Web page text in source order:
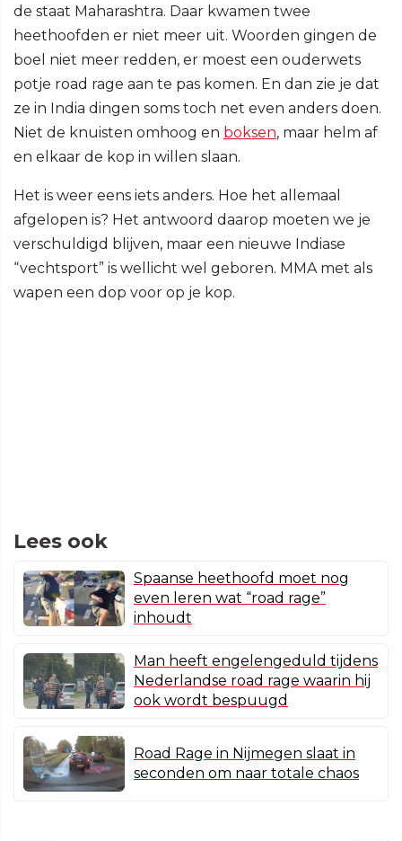
de staat Maharashtra. Daar kwamen twee
heethoofden er niet meer uit. Woorden gingen de
boel niet meer redden, er moest een ouderwets
potje road rage aan te pas komen. En dan zie je dat
ze in India dingen soms toch net even anders doen.
Niet de knuisten omhoog en boksen, maar helm af
en elkaar de kop in willen slaan.
Het is weer eens iets anders. Hoe het allemaal
afgelopen is? Het antwoord daarop moeten we je
verschuldigd blijven, maar een nieuwe Indiase
“vechtsport” is wellicht wel geboren. MMA met als
wapen een dop voor op je kop.
Lees ook
Spaanse heethoofd moet nog
even leren wat “road rage”
inhoudt
Man heeft engelengeduld tijdens
Nederlandse road rage waarin hij
ook wordt bespuugd
Road Rage in Nijmegen slaat in
seconden om naar totale chaos